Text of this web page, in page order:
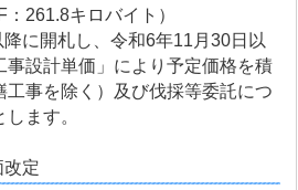
：261.8キロバイト）
降に開札し、令和6年11月30日以
事設計単価」により予定価格を積
工事を除く）及び伐採等委託につ
ます。
定